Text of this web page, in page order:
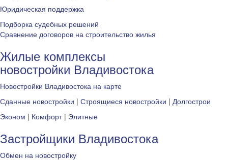
Юридическая поддержка
Подборка судебных решений
Сравнение договоров на строительство жилья
Жилые комплексы
новостройки Владивостока
Новостройки Владивостока на карте
Сданные новостройки | Строящиеся новостройки | Долгострои
Эконом | Комфорт| Элитные
Застройщики Владивостока
Обмен на новостройку